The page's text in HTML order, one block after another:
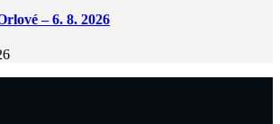
– 6. 8. 2026